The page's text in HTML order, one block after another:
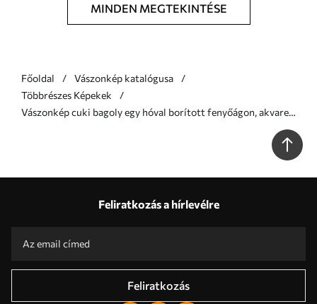
MINDEN MEGTEKINTÉSE
Főoldal
Vászonkép katalógusa
Többrészes Képekek
Vászonkép cuki bagoly egy hóval borított fenyőágon, akvarell
Feliratkozás a hírlevélre
Feliratkozás